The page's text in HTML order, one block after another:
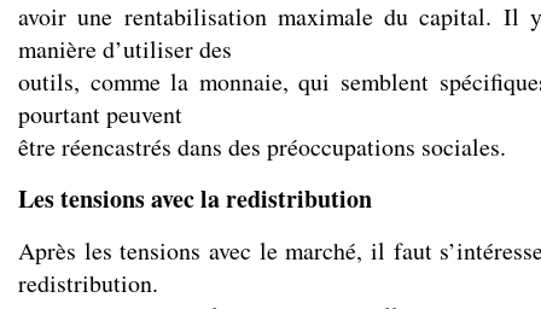
avoir une rentabilisation maximale du capital. Il
manière d’utiliser des
outils, comme la monnaie, qui semblent
pourtant peuvent
être réencastrés dans des préoccupations sociales.
Les tensions avec la redistribution
Après les tensions avec le marché, il faut
redistribution.